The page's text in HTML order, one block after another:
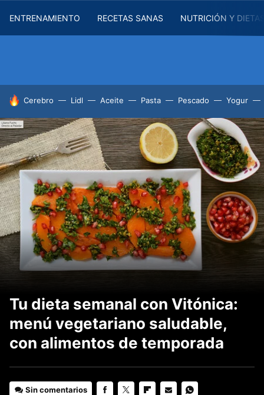
ENTRENAMIENTO RECETAS SANAS NUTRICIÓN Y
HOY SE HABLA DE
Cerebro Lidl Aceite Pasta Pescado Yogur
Tu dieta semanal con Vitónica:
menú vegetariano saludable,
con alimentos de temporada
Sin comentarios